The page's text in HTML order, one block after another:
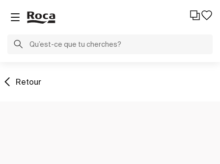
Retour